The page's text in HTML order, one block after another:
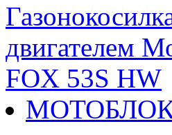
двигателем
FOX 53S HW